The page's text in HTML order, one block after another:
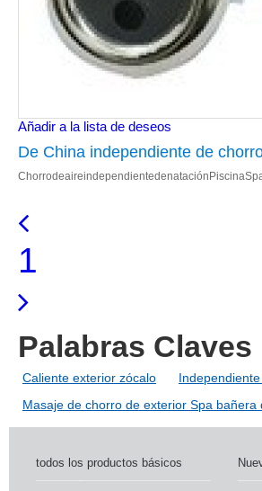
Añadir a la lista de deseos
De China independiente de
de aire exterior de la nadada de la
1
Palabras Claves
Caliente exterior zócalo
Masaje de chorro de exterior Spa bañera
todos los productos básicos